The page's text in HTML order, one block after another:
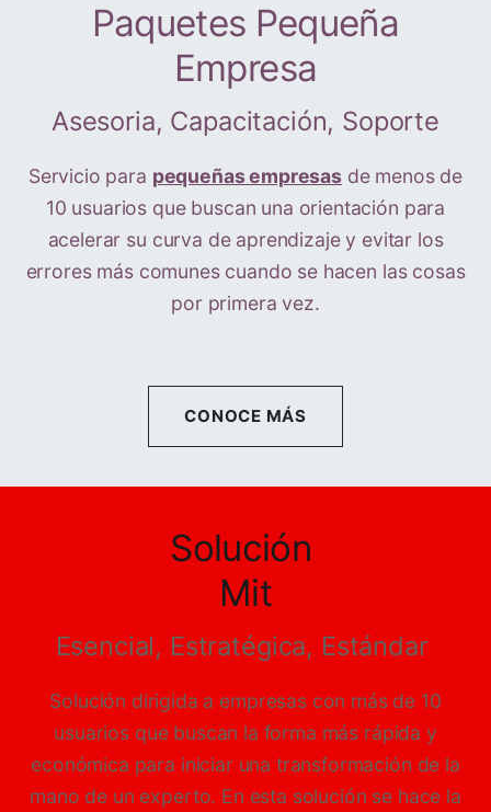
Paquetes Pequeña
Empresa
Asesoria, Capacitación, Soporte
Servicio para pequeñas empresasde menos de
10 usuarios que buscan una orientación para
acelerar su curva de aprendizaje y evitar los
errores más comunes cuando se hacen las cosas
por primera vez.
CONOCE MÁS
Solución
Mit
Esencial, Estratégica, Estándar
Solución dirigida a empresas con más de 10
usuarios que buscan la forma más rápida y
económica para iniciar una transformación de la
mano de un experto. En esta solución se hace la